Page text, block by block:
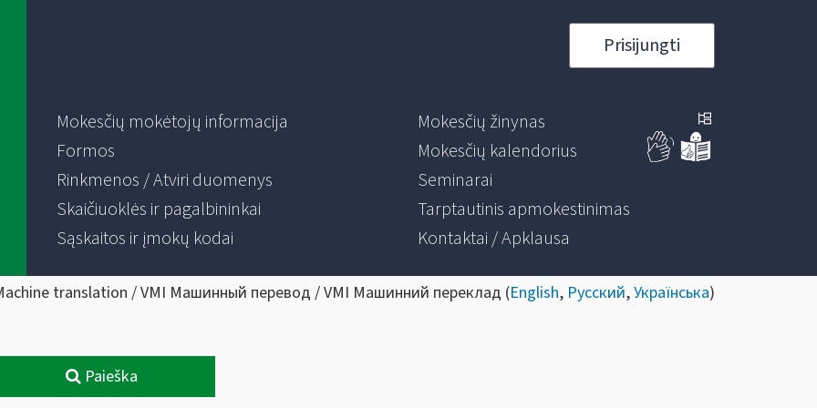
Prisijungti
Mokesčių mokėtojų informacija
Formos
Rinkmenos / Atviri duomenys
Skaičiuoklės ir pagalbininkai
Sąskaitos ir įmokų kodai
Mokesčių žinynas
Mokesčių kalendorius
Seminarai
Tarptautinis apmokestinimas
Kontaktai / Apklausa
translation / VMI Машинный перевод / VMI Машинний переклад (English, Русский,Українська)
Paieška